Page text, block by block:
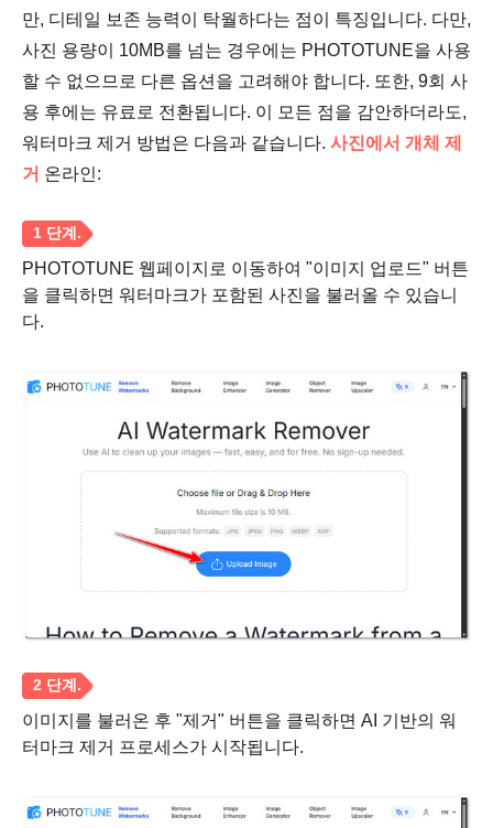
2 단계.
만, 디테일 보존 능력이 탁월하다는 점이 특징입니다. 다만,
사진 용량이 10MB를 넘는 경우에는 PHOTOTUNE을 사용
할 수 없으므로 다른 옵션을 고려해야 합니다. 또한, 9회 사
용 후에는 유료로 전환됩니다. 이 모든 점을 감안하더라도,
워터마크 제거 방법은 다음과 같습니다. 사진에서 개체 제
거 온라인:
PHOTOTUNE 웹페이지로 이동하여 "이미지 업로드" 버튼
을 클릭하면 워터마크가 포함된 사진을 불러올 수 있습니
다.
이미지를 불러온 후 "제거" 버튼을 클릭하면 AI 기반의 워
터마크 제거 프로세스가 시작됩니다.